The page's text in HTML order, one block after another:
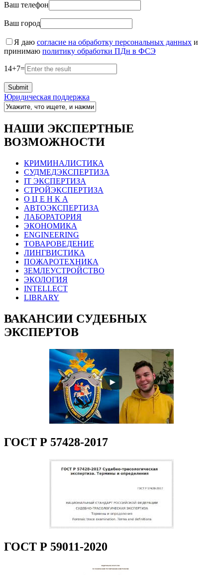
Ваш телефон
Ваш город
Я даю согласие на обработку персональных данных и
принимаю политику обработки ПДн в ФСЭ
14+7=
Юридическая поддержка
НАШИ ЭКСПЕРТНЫЕ
ВОЗМОЖНОСТИ
КРИМИНАЛИСТИКА
СУДМЕДЭКСПЕРТИЗА
IT ЭКСПЕРТИЗА
СТРОЙЭКСПЕРТИЗА
О Ц Е Н К А
АВТОЭКСПЕРТИЗА
ЛАБОРАТОРИЯ
ЭКОНОМИКА
ENGINEERING
ТОВАРОВЕДЕНИЕ
ЛИНГВИСТИКА
ПОЖАРОТЕХНИКА
ЗЕМЛЕУСТРОЙСТВО
ЭКОЛОГИЯ
INTELLECT
LIBRARY
ВАКАНСИИ СУДЕБНЫХ
ЭКСПЕРТОВ
ГОСТ Р 57428-2017
ГОСТ Р 59011-2020